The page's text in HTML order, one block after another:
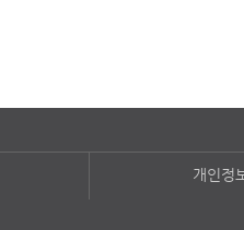
개인정